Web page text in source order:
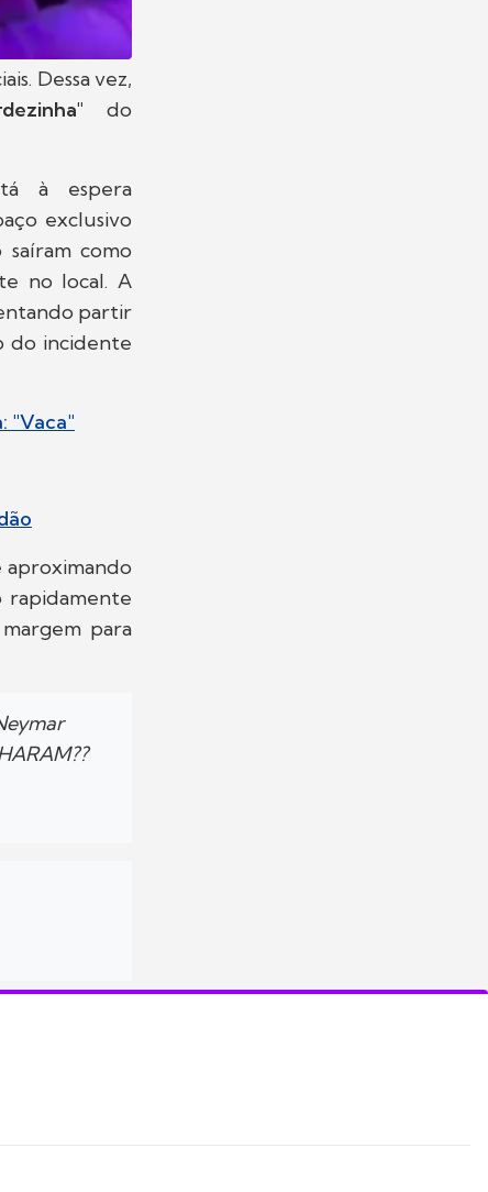
Dessa vez,
do
à espera
exclusivo
como
no local. A
partir
do incidente
"Vaca"
aproximando
rapidamente
para